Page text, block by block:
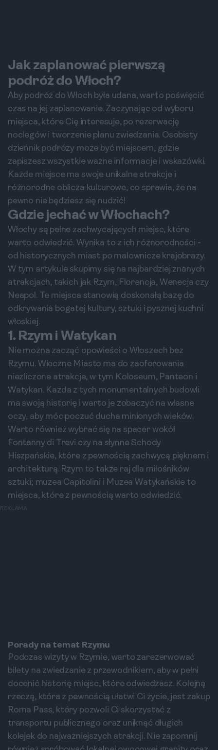
Jak zaplanować pierwszą
podróż do Włoch?
Aby podróż do Włoch była udana, warto poświęcić
czas na jej zaplanowanie. Zaczynając od wyboru
miejsca, które Cię interesuje, po rezerwację
noclegów i tworzenie planu zwiedzania. Osobisty
dzieńnik podróży może być miejscem, gdzie
zapiszesz wszystkie ważne informacje i wskazówki.
Każde miejsce ma swoje unikalne atrakcje i
różnorodne oblicza kulturowe, co sprawia, że na
pewno nie będziesz się nudzić!
Gdzie jechać w Włochach?
Włochy są pełne zachwycających miejsc, które
warto odwiedzić. Wynika to z ich różnorodności -
od historycznych miast po malownicze krajobrazy.
W tym artykule skupimy się na najbardziej znanych
atrakcjach, takich jak Rzym, Florencja, Wenecja czy
Neapol. Te miejsca stanowią doskonałą bazę do
odkrywania bogatej kultury, sztuki i pysznej kuchni
włoskiej.
1. Rzym i Watykan
Nie można zacząć opowieści o Włoszech bez
Rzymu. Wieczne Miasto ma do zaoferowania
niezliczone atrakcje, w tym Koloseum, Panteon i
Watykan. Każda z tych monumentalnych budowli
ma swoją historię i warto je zobaczyć na własne
oczy, aby móc poczuć ducha minionych wieków.
Warto również wybrać się na spacer wokół
Fontanny di Trevi czy na słynne Schody
Hiszpańskie, które z pewnością zachwycą pięknem i
architekturą. Rzym to także raj dla miłośników
sztuki; muzea Capitolini i Muzea Watykańskie to
miejsca, które z pewnością warto odwiedzić.
REKLAMA
Porady na temat Rzymu
Podczas wizyty w Rzymie, warto zarezerwować
bilety na zwiedzanie z przewodnikiem, aby w pełni
docenić historię miejsc, które odwiedzasz. Kolejną
rzeczą, która z pewnością ułatwi Ci życie, jest zakup
Roma Pass, który pozwoli Ci skorzystać z
transportu publicznego oraz uniknąć długich
kolejek do najważniejszych atrakcji. Nie zapomnij